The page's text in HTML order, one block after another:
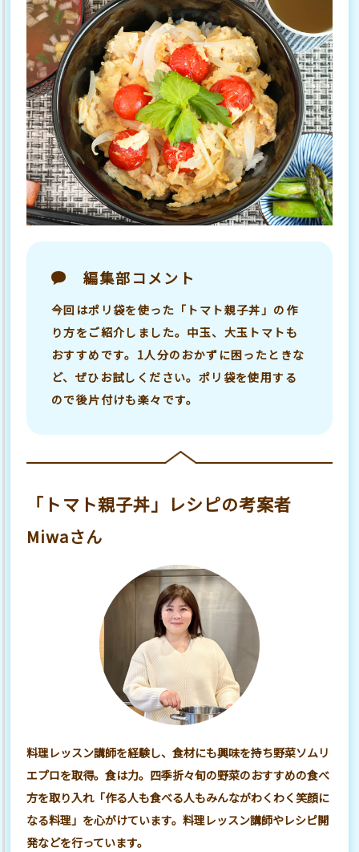
編集部コメント
今回はポリ袋を使った「トマト親子丼」の作
り方をご紹介しました。中玉、大玉トマトも
おすすめです。1人分のおかずに困ったときな
ど、ぜひお試しください。ポリ袋を使用する
ので後片付けも楽々です。
「トマト親子丼」レシピの考案者
Miwaさん
料理レッスン講師を経験し、食材にも興味を持ち野菜ソムリ
エプロを取得。食は力。四季折々旬の野菜のおすすめの食べ
方を取り入れ「作る人も食べる人もみんながわくわく笑顔に
なる料理」を心がけています。料理レッスン講師やレシピ開
発などを行っています。